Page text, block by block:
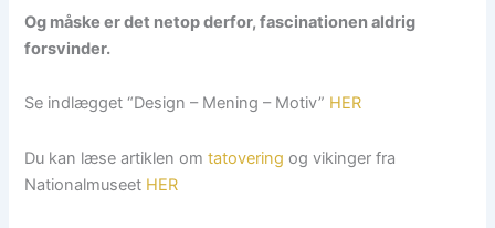
Og måske er det netop derfor, fascinationen aldrig
forsvinder.
Se indlægget “Design – Mening – Motiv” HER
Du kan læse artiklen omtatovering og vikinger fra
Nationalmuseet HER